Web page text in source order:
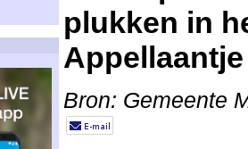
plukken in
Appellaantje
Bron: Gemeente